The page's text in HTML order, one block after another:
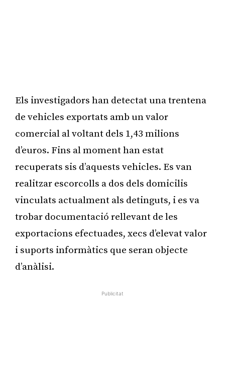
Els investigadors han detectat una trentena
de vehicles exportats amb un valor
comercial al voltant dels 1,43 milions
d’euros. Fins al moment han estat
recuperats sis d’aquests vehicles. Es van
realitzar escorcolls a dos dels domicilis
vinculats actualment als detinguts, i es va
trobar documentació rellevant de les
exportacions efectuades, xecs d’elevat valor
i suports informàtics que seran objecte
d’anàlisi.
Publicitat